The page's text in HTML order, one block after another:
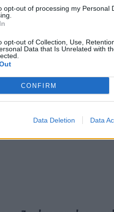
opt-out of processing my Personal
opt-out of Collection, Use,
Data that Is Unrelated with
CONFIRM
Data Deletion Data
αντιμετώπιση σχετικών
και αλληλεγγύη. Η